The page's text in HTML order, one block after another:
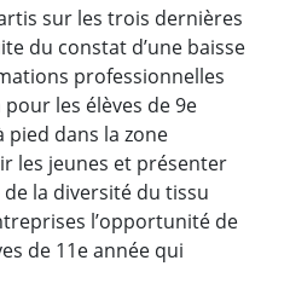
sur les trois dernières
du constat d’une baisse
professionnelles
les élèves de 9e
pied dans la zone
les jeunes et présenter
la diversité du tissu
l’opportunité de
de 11e année qui